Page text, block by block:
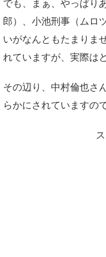
でも、まぁ、やっぱり
郎）、小池刑事（ムロ
いがなんともたまりま
れていますが、実際は
その辺り、中村倫也さ
らかにされていますの